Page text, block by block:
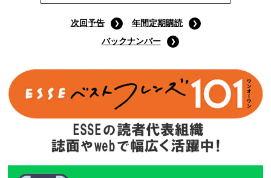
次回予告
年間定期購読
バックナンバー